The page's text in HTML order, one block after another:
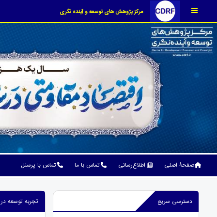
مرکز پژوهش های توسعه و آینده نگری
صفحۀ اصلی اطلاع‌رسانی تماس با ما تماس با پرسنل
دسترسی سریع تجربه توسعه